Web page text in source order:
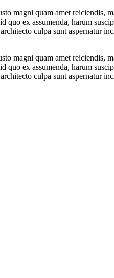
magni quam amet reiciendis,
ex assumenda, harum
culpa sunt aspernatur
magni quam amet reiciendis,
ex assumenda, harum
culpa sunt aspernatur